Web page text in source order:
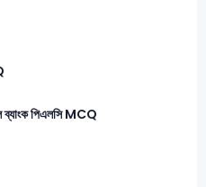
ব্যাংক পিএলসি MCQ